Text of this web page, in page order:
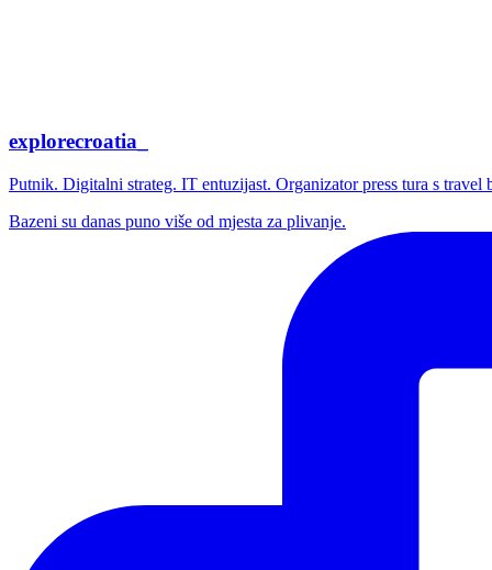
explorecroatia_
Putnik. Digitalni strateg. IT entuzijast. Organizator press tura s
Bazeni su danas puno više od mjesta za plivanje.